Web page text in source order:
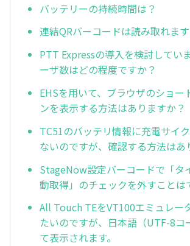
バッテリーの持続時間は？
連結QRバーコードは読み取れま
PTT Expressの導入を検討してい
ーザ数はどの程度ですか？
EHSを用いて、ブラウザのショー
ンを表示する方法はありますか？
TC51のバッテリ情報に充電サイ
ないのですが、確認する方法はあ
StageNow設定バーコードで「タ
動取得」のチェックを外すことは
All Touch TEをVT100エミュレー
たいのですが、日本語（UTF-8コ
て表示されます。